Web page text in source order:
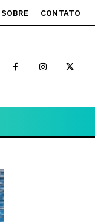
SOBRE CONTATO